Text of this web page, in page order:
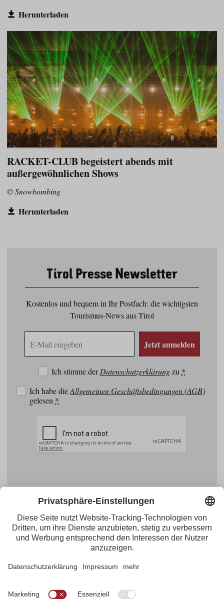
Herunterladen
RACKET-CLUB begeistert abends mit
außergewöhnlichen Shows
© Snowbombing
Herunterladen
Tirol Presse Newsletter
Kostenlos und bequem in Ihr Postfach: die wichtigsten
Tourismus-News aus Tirol
Mail
Jetzt anmelden
Ich stimme derDatenschutzerklärungzu *
Ich habe dieAllgemeinen Geschäftsbedingungen (AGB)
gelesen *
Tirol Werbung
Maria-Theresien-Straße 55 · 6020 Innsbruck
+43.512.5320-656· presse@tirol.at
RSS-Feeds
Impressum
Instagram